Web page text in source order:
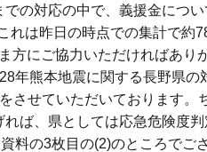
の対応の中で、義援金につい
れは昨日の時点での集計で約
方にご協力いただければあり
年熊本地震に関する長野県の
させていただいております。
ば、県としては応急危険度
料の3枚目の(2)のところでご